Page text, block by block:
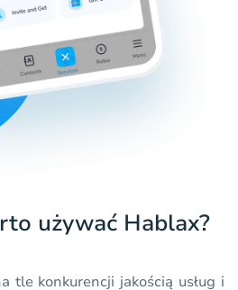
używać Hablax?
tle konkurencji jakością usług i